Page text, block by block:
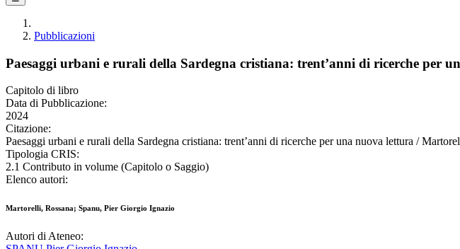
Pubblicazioni
Paesaggi urbani e rurali della Sardegna cristiana: trent’anni di ricerche per
Capitolo di libro
Data di Pubblicazione:
2024
Citazione:
Paesaggi urbani e rurali della Sardegna cristiana: trent’anni di ricerche per una nuova lettura /
Tipologia CRIS:
2.1 Contributo in volume (Capitolo o Saggio)
Elenco autori:
Martorelli, Rossana; Spanu, Pier Giorgio Ignazio
Autori di Ateneo: